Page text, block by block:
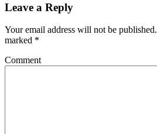
Leave a Reply
Your email address will not be published.
marked *
Comment